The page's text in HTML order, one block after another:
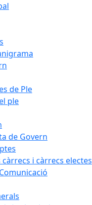
de Ple
ple
de Govern
i càrrecs electes